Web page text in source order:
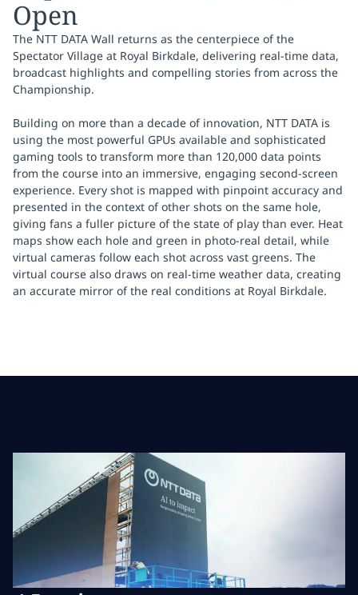
Open
The NTT DATA Wall returns as the centerpiece of the
Spectator Village at Royal Birkdale, delivering real-time data,
broadcast highlights and compelling stories from across the
Championship.
Building on more than a decade of innovation, NTT DATA is
using the most powerful GPUs available and sophisticated
gaming tools to transform more than 120,000 data points
from the course into an immersive, engaging second-screen
experience. Every shot is mapped with pinpoint accuracy and
presented in the context of other shots on the same hole,
giving fans a fuller picture of the state of play than ever. Heat
maps show each hole and green in photo-real detail, while
virtual cameras follow each shot across vast greens. The
virtual course also draws on real-time weather data, creating
an accurate mirror of the real conditions at Royal Birkdale.